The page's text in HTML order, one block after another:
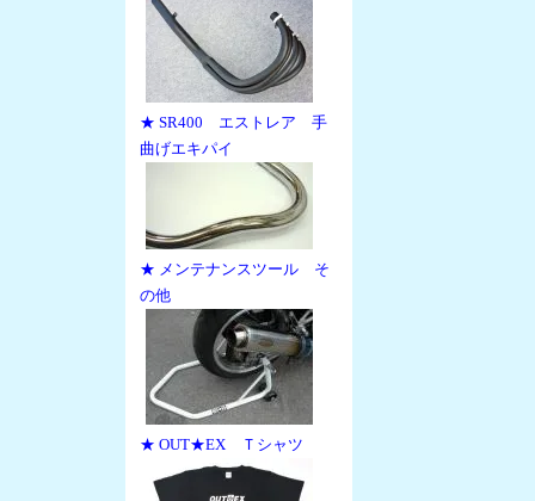
★ SR400 エストレア 手
曲げエキパイ
★ メンテナンスツール そ
の他
★ OUT★EX Ｔシャツ